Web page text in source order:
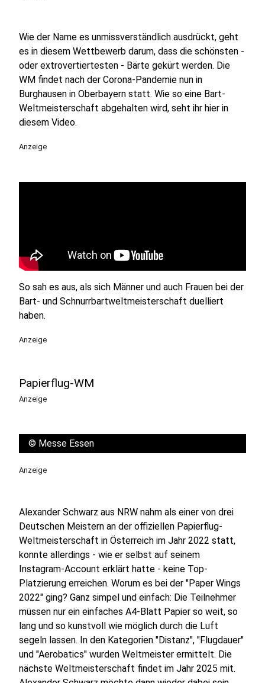
Wie der Name es unmissverständlich ausdrückt, geht
es in diesem Wettbewerb darum, dass die schönsten -
oder extrovertiertesten - Bärte gekürt werden. Die
WM findet nach der Corona-Pandemie nun in
Burghausen in Oberbayern statt. Wie so eine Bart-
Weltmeisterschaft abgehalten wird, seht ihr hier in
diesem Video.
Anzeige
So sah es aus, als sich Männer und auch Frauen bei der
Bart- und Schnurrbartweltmeisterschaft duelliert
haben.
Anzeige
Papierflug-WM
Anzeige
© Messe Essen
Anzeige
Alexander Schwarz aus NRW nahm als einer von drei
Deutschen Meistern an der offiziellen Papierflug-
Weltmeisterschaft in Österreich im Jahr 2022 statt,
konnte allerdings - wie er selbst auf seinem
Instagram-Account erklärt hatte - keine Top-
Platzierung erreichen. Worum es bei der "Paper Wings
2022" ging? Ganz simpel und einfach: Die Teilnehmer
müssen nur ein einfaches A4-Blatt Papier so weit, so
lang und so kunstvoll wie möglich durch die Luft
segeln lassen. In den Kategorien "Distanz", "Flugdauer"
und "Aerobatics" wurden Weltmeister ermittelt. Die
nächste Weltmeisterschaft findet im Jahr 2025 mit.